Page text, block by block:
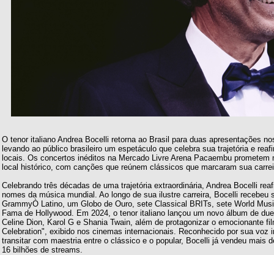
O tenor italiano Andrea Bocelli retorna ao Brasil para duas apresentações
levando ao público brasileiro um espetáculo que celebra sua trajetória e
locais. Os concertos inéditos na Mercado Livre Arena Pacaembu
local histórico, com canções que reúnem clássicos que marcaram sua
Celebrando três décadas de uma trajetória extraordinária, Andrea Bocelli
nomes da música mundial. Ao longo de sua ilustre carreira, Bocelli
GrammyÒ Latino, um Globo de Ouro, sete Classical BRITs, sete World
Fama de Hollywood. Em 2024, o tenor italiano lançou um novo álbum de
Celine Dion, Karol G e Shania Twain, além de protagonizar o emocionante
Celebration", exibido nos cinemas internacionais. Reconhecido por sua voz
transitar com maestria entre o clássico e o popular, Bocelli já vendeu mais
16 bilhões de streams.